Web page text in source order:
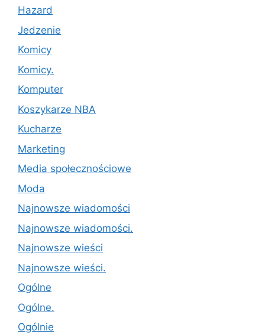
Hazard
Jedzenie
Komicy
Komicy.
Komputer
Koszykarze NBA
Kucharze
Marketing
Media społecznościowe
Moda
Najnowsze wiadomości
Najnowsze wiadomości.
Najnowsze wieści
Najnowsze wieści.
Ogólne
Ogólne.
Ogólnie